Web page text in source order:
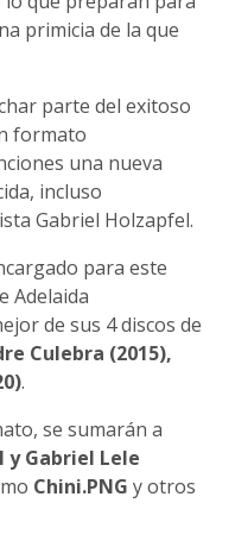
primicia de la que
parte del exitoso
formato
una nueva
incluso
Gabriel Holzapfel.
para este
Adelaida
de sus 4 discos de
Culebra (2015),
.
se sumarán a
y Gabriel Lele
Chini.PNG y otros